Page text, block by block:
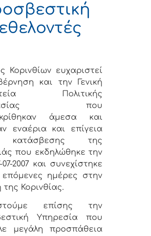
Κορινθίων ευχαριστεί
και την Γενική
Πολιτικής
που
άμεσα και
εναέρια και επίγεια
της
που εκδηλώθηκε την
07-2007 και συνεχίστηκε
επόμενες ημέρες στην
της Κορινθίας.
επίσης την
Υπηρεσία που
μεγάλη προσπάθεια